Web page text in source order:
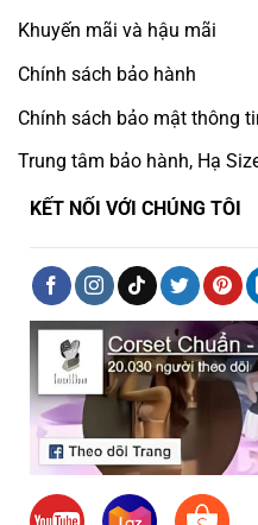
Khuyến mãi và hậu mãi
Chính sách bảo hành
Chính sách bảo mật thông
Trung tâm bảo hành, Hạ
KẾT NỐI VỚI CHÚNG TÔI